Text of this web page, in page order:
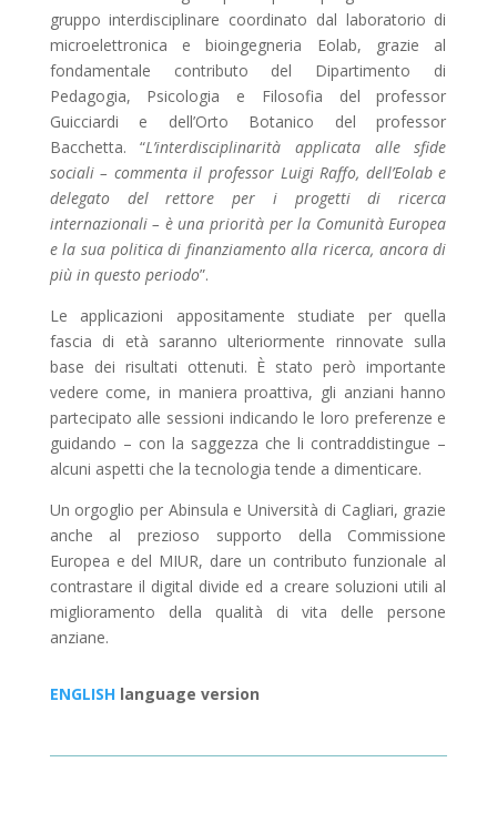
gruppo interdisciplinare coordinato dal laboratorio di
microelettronica e bioingegneria Eolab, grazie al
fondamentale contributo del Dipartimento di
Pedagogia, Psicologia e Filosofia del professor
Guicciardi e dell’Orto Botanico del professor
Bacchetta. “L’interdisciplinarità applicata alle sfide
sociali – commenta il professor Luigi Raffo, dell’Eolab e
delegato del rettore per i progetti di ricerca
internazionali – è una priorità per la Comunità Europea
e la sua politica di finanziamento alla ricerca, ancora di
più in questo periodo”.
Le applicazioni appositamente studiate per quella
fascia di età saranno ulteriormente rinnovate sulla
base dei risultati ottenuti. È stato però importante
vedere come, in maniera proattiva, gli anziani hanno
partecipato alle sessioni indicando le loro preferenze e
guidando – con la saggezza che li contraddistingue –
alcuni aspetti che la tecnologia tende a dimenticare.
Un orgoglio per Abinsula e Università di Cagliari, grazie
anche al prezioso supporto della Commissione
Europea e del MIUR, dare un contributo funzionale al
contrastare il digital divide ed a creare soluzioni utili al
miglioramento della qualità di vita delle persone
anziane.
ENGLISHlanguage version